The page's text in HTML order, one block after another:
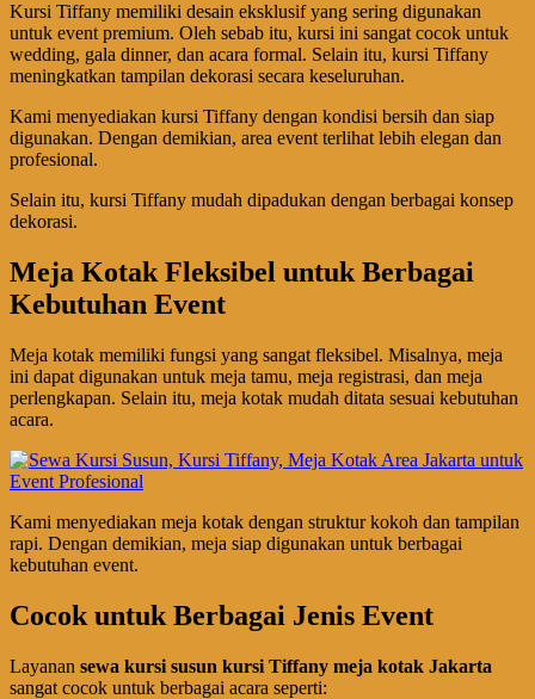
Kursi Tiffany memiliki desain eksklusif yang sering digunakan
untuk event premium. Oleh sebab itu, kursi ini sangat cocok untuk
wedding, gala dinner, dan acara formal. Selain itu, kursi Tiffany
meningkatkan tampilan dekorasi secara keseluruhan.
Kami menyediakan kursi Tiffany dengan kondisi bersih dan siap
digunakan. Dengan demikian, area event terlihat lebih elegan dan
profesional.
Selain itu, kursi Tiffany mudah dipadukan dengan berbagai konsep
dekorasi.
Meja Kotak Fleksibel untuk Berbagai
Kebutuhan Event
Meja kotak memiliki fungsi yang sangat fleksibel. Misalnya, meja
ini dapat digunakan untuk meja tamu, meja registrasi, dan meja
perlengkapan. Selain itu, meja kotak mudah ditata sesuai kebutuhan
acara.
Kami menyediakan meja kotak dengan struktur kokoh dan tampilan
rapi. Dengan demikian, meja siap digunakan untuk berbagai
kebutuhan event.
Cocok untuk Berbagai Jenis Event
Layanan sewa kursi susun kursi Tiffany meja kotak Jakarta
sangat cocok untuk berbagai acara seperti: